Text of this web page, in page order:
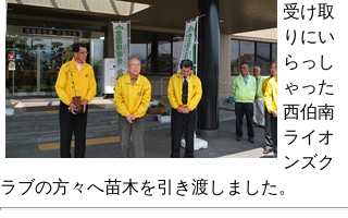
受け取
りにい
らっし
ゃった
西伯南
ライオ
ンズク
ラブの方々へ苗木を引き渡しました。